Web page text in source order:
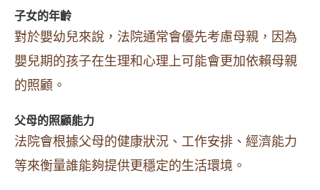
子女的年齡
對於嬰幼兒來說，法院通常會優先考慮母親，因為
嬰兒期的孩子在生理和心理上可能會更加依賴母親
的照顧。
父母的照顧能力
法院會根據父母的健康狀況、工作安排、經濟能力
等來衡量誰能夠提供更穩定的生活環境。